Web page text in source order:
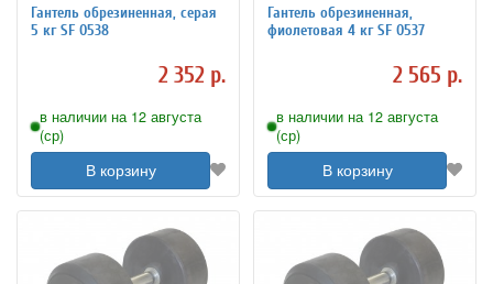
Гантель обрезиненная, серая
5 кг SF 0538
2 352 р.
в наличии на 12 августа
(ср)
В корзину
Гантель обрезиненная,
фиолетовая 4 кг SF 0537
2 565 р.
в наличии на 12 августа
(ср)
В корзину